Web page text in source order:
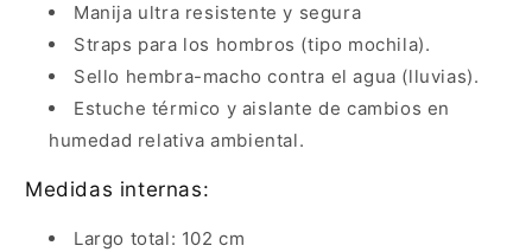
Manija ultra resistente y segura
Straps para los hombros (tipo mochila).
Sello hembra-macho contra el agua (lluvias).
Estuche térmico y aislante de cambios en
humedad relativa ambiental.
Medidas internas:
Largo total: 102 cm